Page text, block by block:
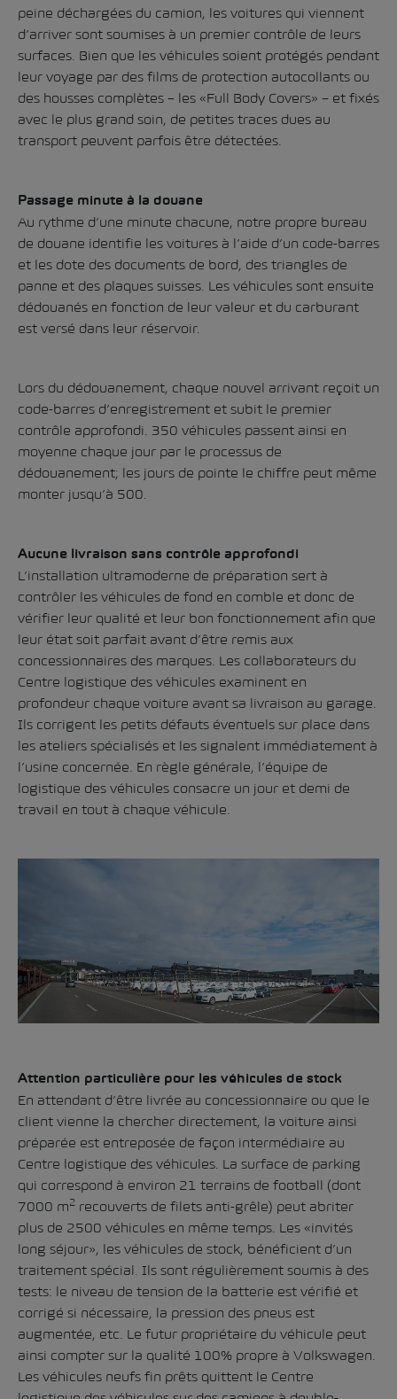
peine déchargées du camion, les voitures qui viennent
d’arriver sont soumises à un premier contrôle de leurs
surfaces. Bien que les véhicules soient protégés pendant
leur voyage par des films de protection autocollants ou
des housses complètes – les «Full Body Covers» – et fixés
avec le plus grand soin, de petites traces dues au
transport peuvent parfois être détectées.
Passage minute à la douane
Au rythme d’une minute chacune, notre propre bureau
de douane identifie les voitures à l’aide d’un code-barres
et les dote des documents de bord, des triangles de
panne et des plaques suisses. Les véhicules sont ensuite
dédouanés en fonction de leur valeur et du carburant
est versé dans leur réservoir.
Lors du dédouanement, chaque nouvel arrivant reçoit un
code-barres d’enregistrement et subit le premier
contrôle approfondi. 350 véhicules passent ainsi en
moyenne chaque jour par le processus de
dédouanement; les jours de pointe le chiffre peut même
monter jusqu’à 500.
Aucune livraison sans contrôle approfondi
L’installation ultramoderne de préparation sert à
contrôler les véhicules de fond en comble et donc de
vérifier leur qualité et leur bon fonctionnement afin que
leur état soit parfait avant d’être remis aux
concessionnaires des marques. Les collaborateurs du
Centre logistique des véhicules examinent en
profondeur chaque voiture avant sa livraison au garage.
Ils corrigent les petits défauts éventuels sur place dans
les ateliers spécialisés et les signalent immédiatement à
l’usine concernée. En règle générale, l’équipe de
logistique des véhicules consacre un jour et demi de
travail en tout à chaque véhicule.
Attention particulière pour les véhicules de stock
En attendant d’être livrée au concessionnaire ou que le
client vienne la chercher directement, la voiture ainsi
préparée est entreposée de façon intermédiaire au
Centre logistique des véhicules. La surface de parking
qui correspond à environ 21 terrains de football (dont
7000 m2 recouverts de filets anti-grêle) peut abriter
plus de 2500 véhicules en même temps. Les «invités
long séjour», les véhicules de stock, bénéficient d’un
traitement spécial. Ils sont régulièrement soumis à des
tests: le niveau de tension de la batterie est vérifié et
corrigé si nécessaire, la pression des pneus est
augmentée, etc. Le futur propriétaire du véhicule peut
ainsi compter sur la qualité 100% propre à Volkswagen.
Les véhicules neufs fin prêts quittent le Centre